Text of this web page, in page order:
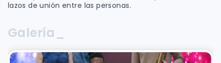
lazos de unión entre las personas.
Galería_